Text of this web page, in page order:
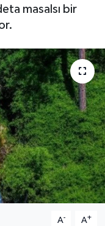
masalsı bir
A- A+